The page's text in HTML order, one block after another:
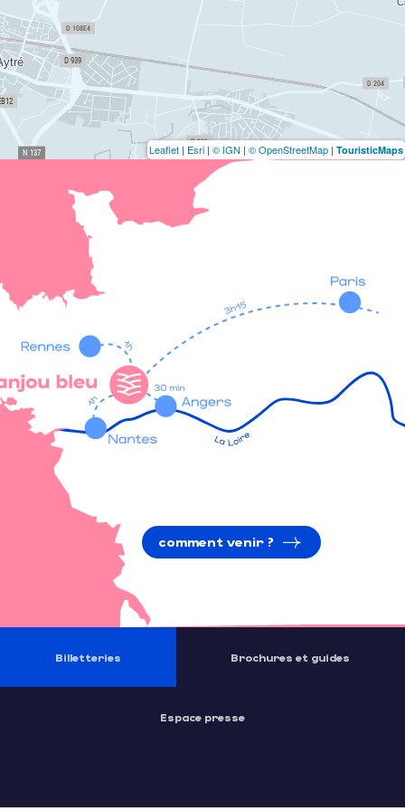
Leaflet | Esri | © IGN | © OpenStreetMap | TouristicMaps
comment venir ?
Billetteries Brochures et guides
Espace presse